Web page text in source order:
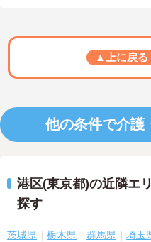
▲上に戻る
他の条件で介護
港区(東京都)の近隣エ
探す
茨城県 栃木県 群馬県 埼玉